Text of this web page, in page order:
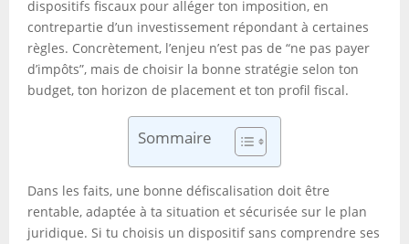
dispositifs fiscaux pour alléger ton imposition, en
contrepartie d’un investissement répondant à certaines
règles. Concrètement, l’enjeu n’est pas de “ne pas payer
d’impôts”, mais de choisir la bonne stratégie selon ton
budget, ton horizon de placement et ton profil fiscal.
Sommaire
Dans les faits, une bonne défiscalisation doit être
rentable, adaptée à ta situation et sécurisée sur le plan
juridique. Si tu choisis un dispositif sans comprendre ses